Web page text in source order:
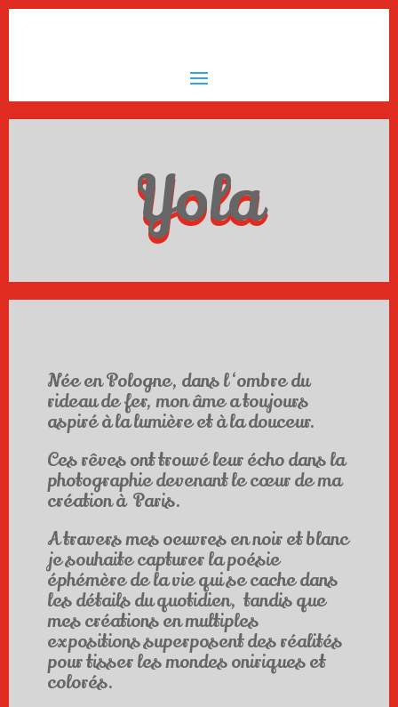
Yola
Née en Pologne, dansl ‘ombre du
rideau de fer, mon âme a toujours
aspiré à la lumière et à la douceur.
Ces rêves ont trouvé leur écho dans la
photographie devenant le cœur de ma
création à Paris.
A travers mes oeuvres en noir et blanc
je souhaite capturer la poésie
éphémère de la vie qui se cache dans
les détails du quotidien, tandis que
mes créations en multiples
expositions superposent des réalités
pour tisser les mondes oniriques et
colorés.